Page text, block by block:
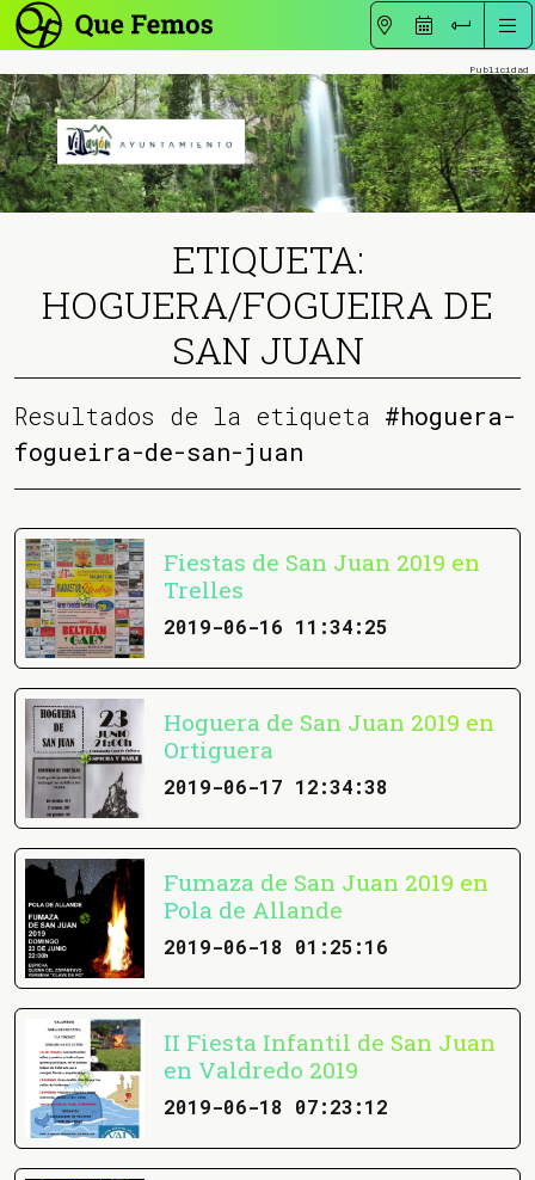
ETIQUETA:
HOGUERA/FOGUEIRA DE
SAN JUAN
Resultados de la etiqueta #hoguera-
fogueira-de-san-juan
Fiestas de San Juan 2019 en
Trelles
2019-06-16 11:34:25
Hoguera de San Juan 2019 en
Ortiguera
2019-06-17 12:34:38
Fumaza de San Juan 2019 en
Pola de Allande
2019-06-18 01:25:16
II Fiesta Infantil de San Juan
en Valdredo 2019
2019-06-18 07:23:12